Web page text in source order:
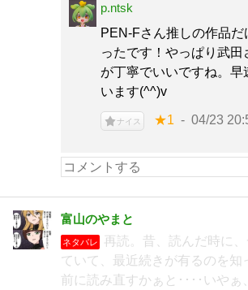
p.ntsk
PEN-Fさん推しの作品
ったです！やっぱり武田
が丁寧でいいですね。早
います(^^)v
ナイス ★1 04/23
富山のやまと
ネタバレ
再読。昔、読んだ時に
ていて、最近続きが有るのを知
前に読み直すかぁと････いやぁ